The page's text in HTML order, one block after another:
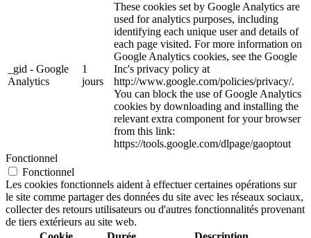
_gid - Google
Analytics
1
jours
These cookies set by Google Analytics are
used for analytics purposes, including
identifying each unique user and details of
each page visited. For more information on
Google Analytics cookies, see the Google
Inc's privacy policy at
http://www.google.com/policies/privacy/.
You can block the use of Google Analytics
cookies by downloading and installing the
relevant extra component for your browser
from this link:
https://tools.google.com/dlpage/gaoptout
Fonctionnel
Fonctionnel
Les cookies fonctionnels aident à effectuer certaines opérations sur
le site comme partager des données du site avec les réseaux sociaux,
collecter des retours utilisateurs ou d'autres fonctionnalités provenant
de tiers extérieurs au site web.